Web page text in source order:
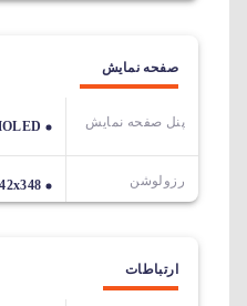
صفحه نمایش
پنل صفحه نمایش AMOLED
رزولوشن 442x348
ارتباطات